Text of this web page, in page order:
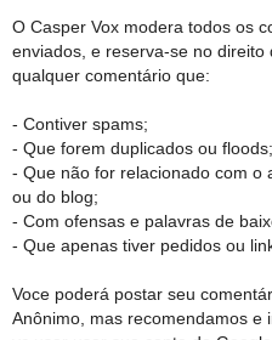
O Casper Vox modera todos os
enviados, e reserva-se no direito
qualquer comentário que:
- Contiver spams;
- Que forem duplicados ou floods;
- Que não for relacionado com o
ou do blog;
- Com ofensas e palavras de
- Que apenas tiver pedidos ou
Voce poderá postar seu
Anônimo, mas recomendamos e